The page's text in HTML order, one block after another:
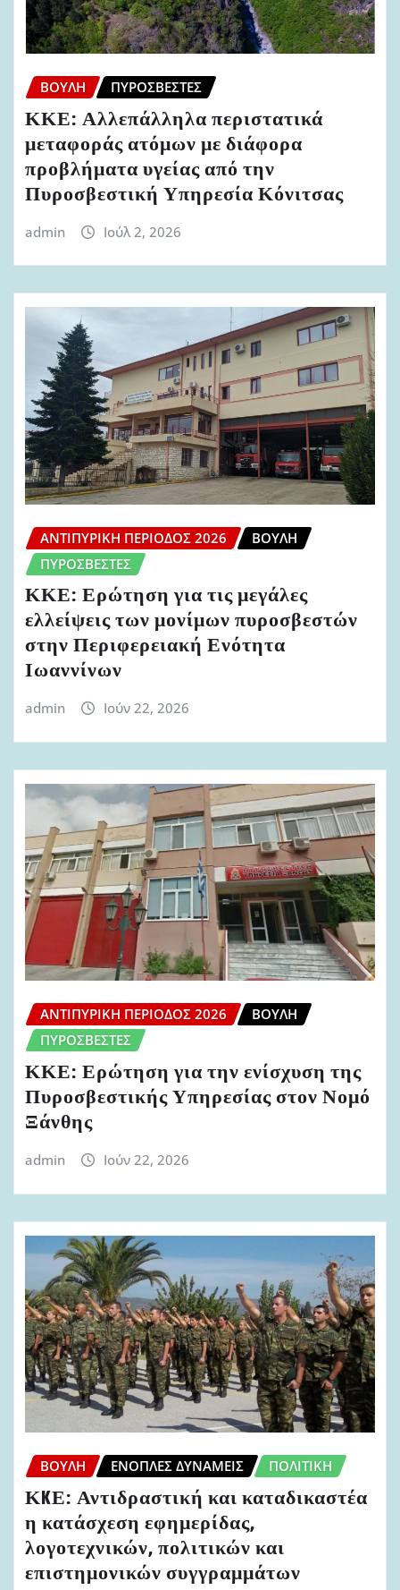
ΒΟΥΛΉ ΠΥΡΟΣΒΈΣΤΕΣ
ΚΚΕ: Αλλεπάλληλα περιστατικά
μεταφοράς ατόμων με διάφορα
προβλήματα υγείας από την
Πυροσβεστική Υπηρεσία Κόνιτσας
admin Ιούλ 2, 2026
ΑΝΤΙΠΥΡΙΚΉ ΠΕΡΊΟΔΟΣ 2026
ΒΟΥΛΉ
ΠΥΡΟΣΒΈΣΤΕΣ
ΚΚΕ: Ερώτηση για τις μεγάλες
ελλείψεις των μονίμων πυροσβεστών
στην Περιφερειακή Ενότητα
Ιωαννίνων
admin Ιούν 22, 2026
ΑΝΤΙΠΥΡΙΚΉ ΠΕΡΊΟΔΟΣ 2026
ΒΟΥΛΉ
ΠΥΡΟΣΒΈΣΤΕΣ
ΚΚΕ: Ερώτηση για την ενίσχυση της
Πυροσβεστικής Υπηρεσίας στον Νομό
Ξάνθης
admin Ιούν 22, 2026
ΒΟΥΛΉ ΈΝΟΠΛΕΣ ΔΥΝΆΜΕΙΣ ΠΟΛΙΤΙΚΉ
ΚKΕ: Αντιδραστική και καταδικαστέα
η κατάσχεση εφημερίδας,
λογοτεχνικών, πολιτικών και
επιστημονικών συγγραμμάτων